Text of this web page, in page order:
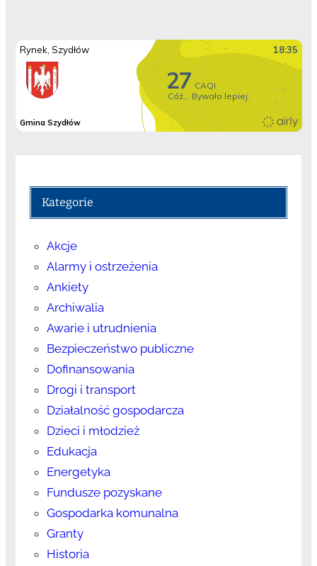
Kategorie
Akcje
Alarmy i ostrzeżenia
Ankiety
Archiwalia
Awarie i utrudnienia
Bezpieczeństwo publiczne
Dofinansowania
Drogi i transport
Działalność gospodarcza
Dzieci i młodzież
Edukacja
Energetyka
Fundusze pozyskane
Gospodarka komunalna
Granty
Historia